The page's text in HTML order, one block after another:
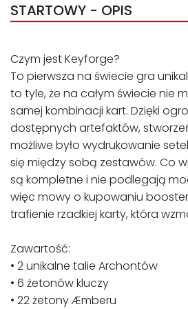
STARTOWY - OPIS
Czym jest Keyforge?
To pierwsza na świecie gra
to tyle, że na całym świecie nie
samej kombinacji kart. Dzięki
dostępnych artefaktów,
możliwe było wydrukowanie
się między sobą zestawów. Co
są kompletne i nie podlegają
więc mowy o kupowaniu
trafienie rzadkiej karty, która
Zawartość:
• 2 unikalne talie Archontów
• 6 żetonów kluczy
• 22 żetony Æmberu